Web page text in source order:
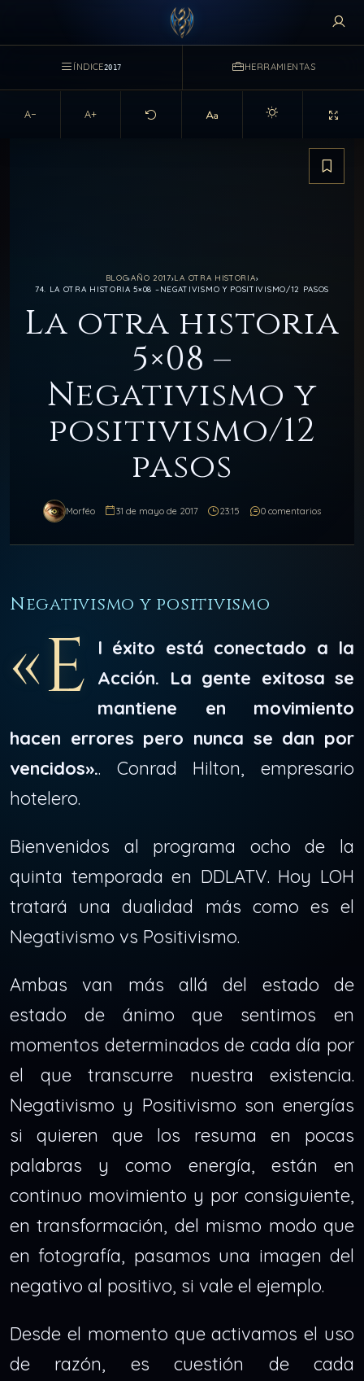
ÍNDICE2017 HERRAMIENTAS
BLOG›AÑO 2017›LA OTRA HISTORIA›
74. LA OTRA HISTORIA 5×08 –NEGATIVISMO Y POSITIVISMO/12 PASOS
La otra historia
5×08 –
Negativismo y
positivismo/12
pasos
Morféo 31 de mayo de 2017 23:15 0 comentarios
A− A+
Activar modo claro
Negativismo y positivismo
«E
l éxito está conectado a la
Acción. La gente exitosa se
mantiene en movimiento
hacen errores pero nunca se dan por
vencidos».. Conrad Hilton, empresario
hotelero.
Bienvenidos al programa ocho de la
quinta temporada en DDLATV. Hoy LOH
tratará una dualidad más como es el
Negativismo vs Positivismo.
Ambas van más allá del estado de
estado de ánimo que sentimos en
momentos determinados de cada día por
el que transcurre nuestra existencia.
Negativismo y Positivismo son energías
si quieren que los resuma en pocas
palabras y como energía, están en
continuo movimiento y por consiguiente,
en transformación, del mismo modo que
en fotografía, pasamos una imagen del
negativo al positivo, si vale el ejemplo.
Desde el momento que activamos el uso
de razón, es cuestión de cada